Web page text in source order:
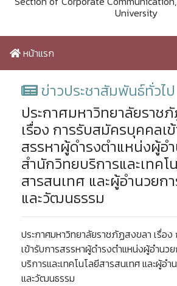
University
หน้าแรก
ข่าวประชาสัมพันธ์ทั่วไป
ประกาศมหาวิทยาลัยราช
เรื่อง การรับสมัครบุคคลเ
สรรหาผู้ดำรงตำแหน่งผู้อ
สำนักวิทยบริการและเทคโ
สารสนเทศ และผู้อำนวยก
และวัฒนธรรม
ประกาศมหาวิทยาลัยราชภัฏสงขลา เรื่อ
เข้ารับการสรรหาผู้ดำรงตำแหน่งผู้อำนว
บริการและเทคโนโลยีสารสนเทศ และผู้อ
และวัฒนธรรม